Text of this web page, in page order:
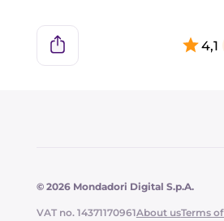
4,1
© 2026 Mondadori Digital S.p.A.
VAT no. 14371170961About usTerms